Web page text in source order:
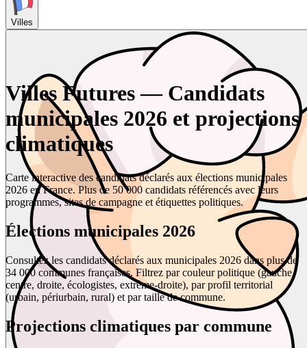
Villes
Villes Futures — Candidats
municipales 2026 et projections
climatiques
Carte interactive des candidats déclarés aux élections municipales
2026 en France. Plus de 50 000 candidats référencés avec leurs
programmes, sites de campagne et étiquettes politiques.
Élections municipales 2026
Consultez les candidats déclarés aux municipales 2026 dans plus de
34 000 communes françaises. Filtrez par couleur politique (gauche,
centre, droite, écologistes, extrême-droite), par profil territorial
(urbain, périurbain, rural) et par taille de commune.
Projections climatiques par commune